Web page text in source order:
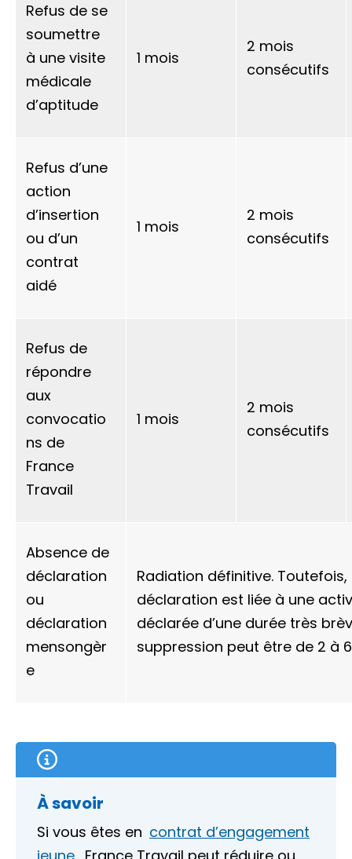
Refus de se
soumettre
à une visite
médicale
d’aptitude
1 mois
2 mois
consécutifs
Refus d’une
action
d’insertion
ou d’un
contrat
aidé
1 mois
2 mois
consécutifs
Refus de
répondre
aux
convocatio
ns de
France
Travail
1 mois
2 mois
consécutifs
Absence de
déclaration
ou
déclaration
mensongèr
e
Radiation définitive.
déclaration est liée à une
déclarée d’une durée très
suppression peut être de 2 à
À savoir
Si vous êtes en contrat d’engagement